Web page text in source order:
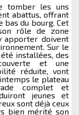
tomber les uns
abattus, offrant
du bourg. Cet
rôle de zone
apporter doivent
Sur le
installées, des
et une
réduite, vont
le plateau
complet et
jeunes et
sont déjà ceux
bien mérité son